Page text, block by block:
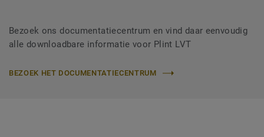
Bezoek ons documentatiecentrum en vind daar eenvoudig
alle downloadbare informatie voor Plint LVT
BEZOEK HET DOCUMENTATIECENTRUM